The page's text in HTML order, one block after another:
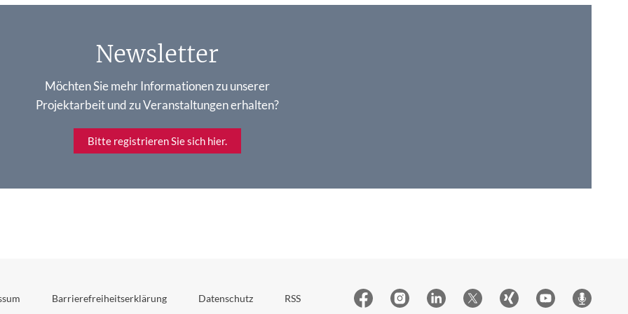
Newsletter
Möchten Sie mehr Informationen zu unserer
Projektarbeit und zu Veranstaltungen erhalten?
Bitte registrieren Sie sich hier.
Barrierefreiheitserklärung Datenschutz RSS